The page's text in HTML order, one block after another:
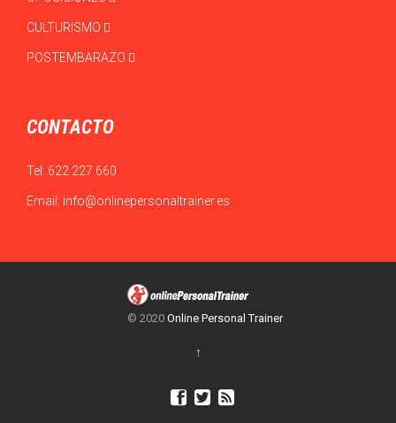
CULTURISMO
POSTEMBARAZO
CONTACTO
Tel: 622 227 660
Email: info@onlinepersonaltrainer.es
© 2020 Online Personal Trainer
↑
  